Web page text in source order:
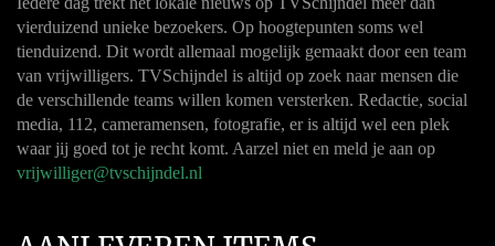
vierduizend unieke bezoekers. Op hoogtepunten soms wel
tienduizend. Dit wordt allemaal mogelijk gemaakt door een team
van vrijwilligers. TVSchijndel is altijd op zoek naar mensen die
de verschillende teams willen komen versterken. Redactie, social
media, 112, cameramensen, fotografie, er is altijd wel een plek
waar jij goed tot je recht komt. Aarzel niet en meld je aan op
vrijwilliger@tvschijndel.nl